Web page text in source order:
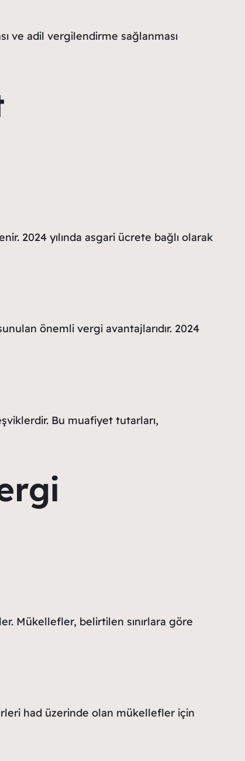
ve adil vergilendirme sağlanması
2024 yılında asgari ücrete bağlı olarak
önemli vergi avantajlarıdır. 2024
Bu muafiyet tutarları,
Mükellefler, belirtilen sınırlara göre
had üzerinde olan mükellefler için